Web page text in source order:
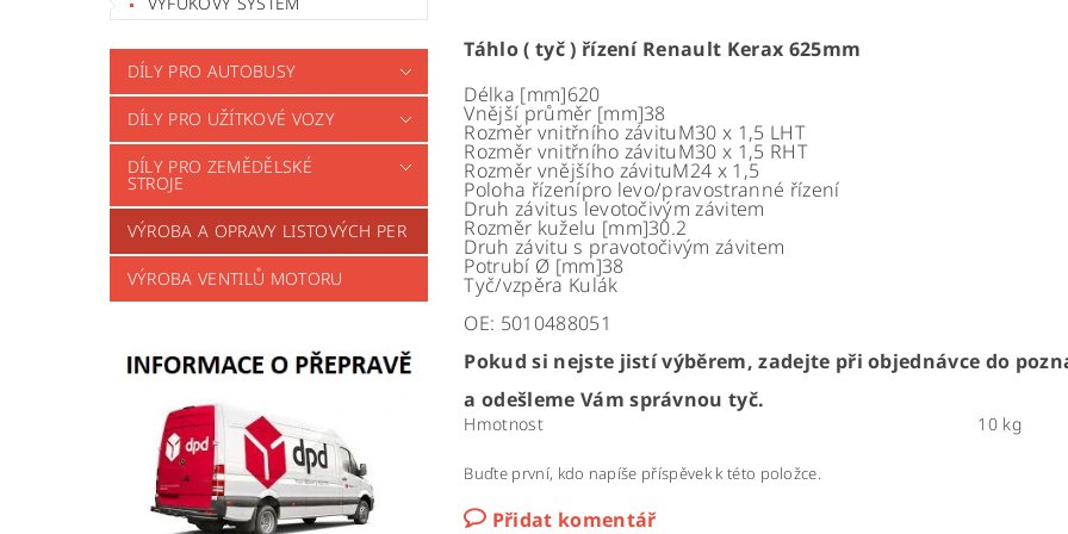
DÍLY PRO AUTOBUSY
DÍLY PRO UŽÍTKOVÉ VOZY
DÍLY PRO ZEMĚDĚLSKÉ
STROJE
VÝROBA A OPRAVY LISTOVÝCH PER
VÝROBA VENTILŮ MOTORU
Táhlo ( tyč ) řízení Renault Kerax 625mm
Délka [mm]620
Vnější průměr [mm]38
Rozměr vnitřního závituM30 x 1,5 LHT
Rozměr vnitřního závituM30 x 1,5 RHT
Rozměr vnějšího závituM24 x 1,5
Poloha řízenípro levo/pravostranné řízení
Druh závitus levotočivým závitem
Rozměr kuželu [mm]30.2
Druh závitus pravotočivým závitem
Potrubí Ø [mm]38
Tyč/vzpěra Kulák
OE: 5010488051
Pokud si nejste jistí výběrem, zadejte při objednávce do
a odešleme Vám správnou tyč.
Hmotnost 10 kg
Buďte první, kdo napíše příspěvek k této položce.
Přidat komentář